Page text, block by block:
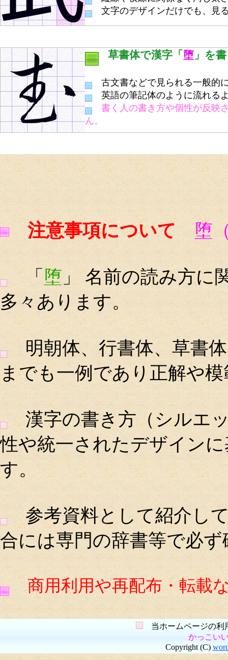
文字のデザインだけでも、見
草書体で漢字「 堕」を
古文書などで見られる一般的
英語の筆記体のように流れる
書く人の書き方や個性が反映
ん。
注意事項について 堕
「 堕 」 名前の読み方に
多々あります。
明朝体、行書体、草書
までも一例であり正解や
漢字の書き方（シルエ
性や統一されたデザイン
す。
参考資料として紹介し
合には専門の辞書等で必
商用利用や再配布・転載
当ホームページの利
かっこい
Copyright (C)